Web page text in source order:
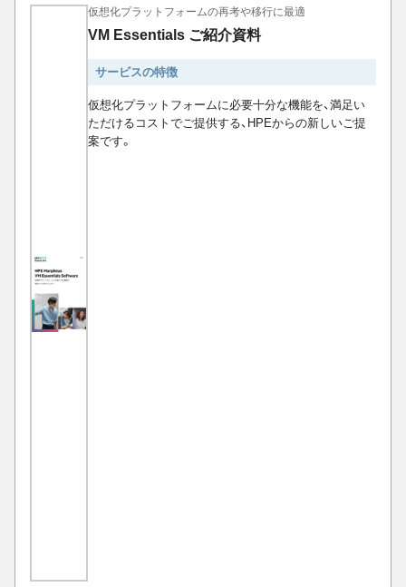
仮想化プラットフォームの再考や移行に最適
VM Essentials ご紹介資料
サービスの特徴
仮想化プラットフォームに必要十分な機能を、満足い
ただけるコストでご提供する、HPEからの新しいご提
案です。